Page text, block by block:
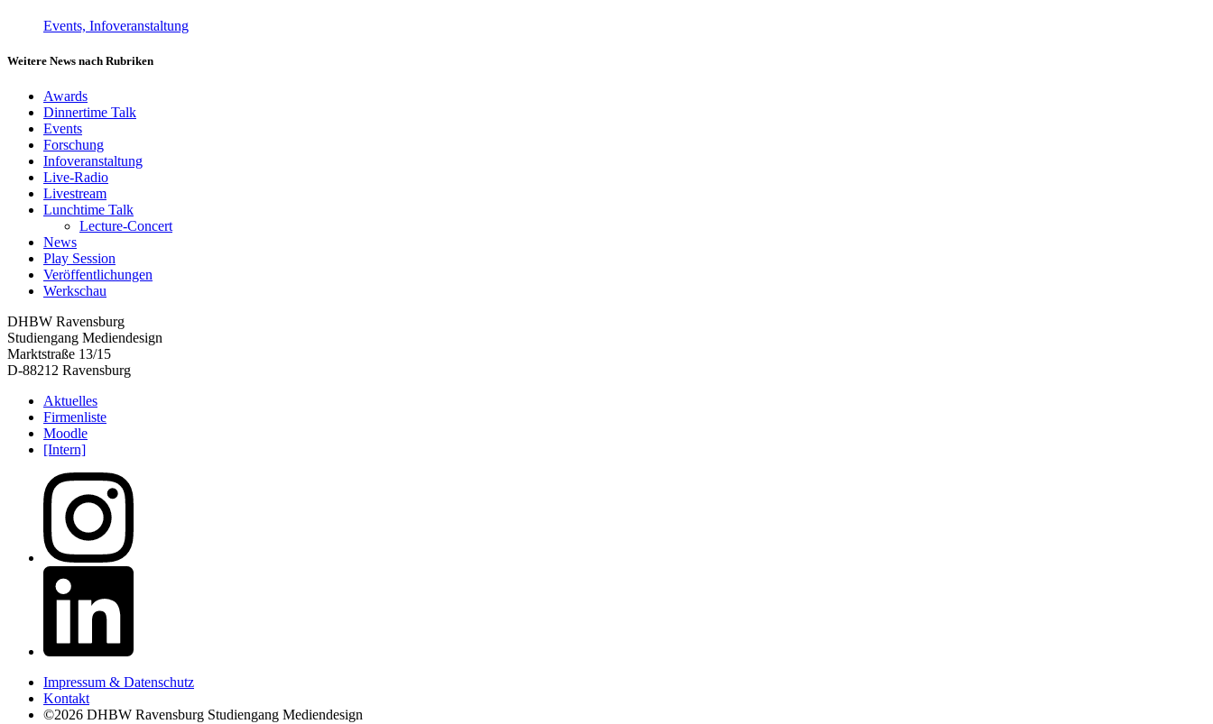
Events, Infoveranstaltung
Weitere News nach Rubriken
Awards
Dinnertime Talk
Events
Forschung
Infoveranstaltung
Live-Radio
Livestream
Lunchtime Talk
Lecture-Concert
News
Play Session
Veröffentlichungen
Werkschau
DHBW Ravensburg
Studiengang Mediendesign
Marktstraße 13/15
D-88212 Ravensburg
Aktuelles
Firmenliste
Moodle
[Intern]
Impressum & Datenschutz
Kontakt
©2026 DHBW Ravensburg Studiengang Mediendesign